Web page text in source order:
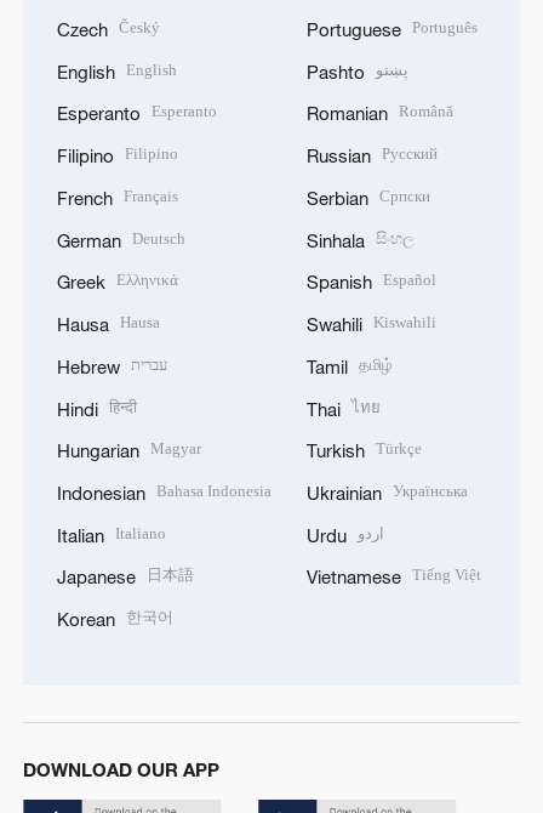
Czech Český
English English
Esperanto Esperanto
Filipino Filipino
French Français
German Deutsch
Greek Ελληνικά
Hausa Hausa
Hebrew עברית
Hindi हिन्दी
Hungarian Magyar
Indonesian Bahasa Indonesia
Italian Italiano
Japanese 日本語
Korean 한국어
Portuguese Português
Pashto پښتو
Romanian Română
Russian Русский
Serbian Српски
Sinhala සිංහල
Spanish Español
Swahili Kiswahili
Tamil தமிழ்
Thai ไทย
Turkish Türkçe
Ukrainian Українська
Urdu اردو
Vietnamese Tiếng Việt
DOWNLOAD OUR APP